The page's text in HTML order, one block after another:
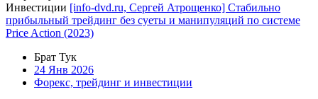
Инвестиции [info-dvd.ru, Сергей Атрощенко] Стабильно
прибыльный трейдинг без суеты и манипуляций по системе
Price Action (2023)
Брат Тук
24 Янв 2026
Форекс, трейдинг и инвестиции